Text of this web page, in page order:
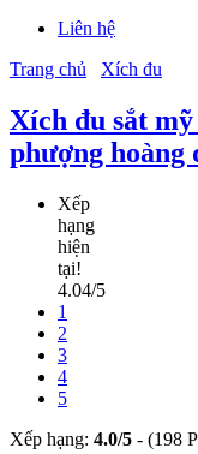
Liên hệ
Trang chủ
Xích đu
Xích đu sắt
phượng hoàng
Xếp
hạng
hiện
tại!
4.04/5
1
2
3
4
5
Xếp hạng: 4.0/5 - (198